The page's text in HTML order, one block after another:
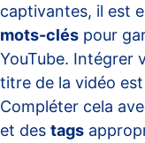
captivantes, il est
mots-clés pour
YouTube. Intégrer
titre de la vidéo
Compléter cela
et des tags